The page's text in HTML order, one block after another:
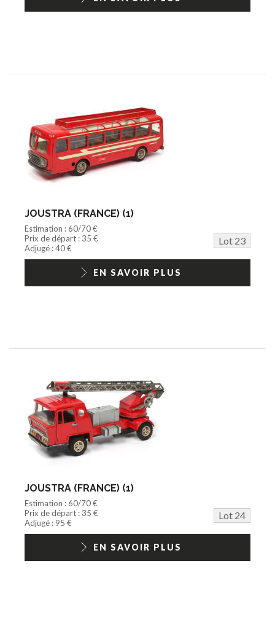
JOUSTRA (FRANCE) (1)
Estimation : 60/70 €
Prix de départ : 35 €
Lot 23
Adjugé : 40 €
EN SAVOIR PLUS
JOUSTRA (FRANCE) (1)
Estimation : 60/70 €
Prix de départ : 35 €
Lot 24
Adjugé : 95 €
EN SAVOIR PLUS